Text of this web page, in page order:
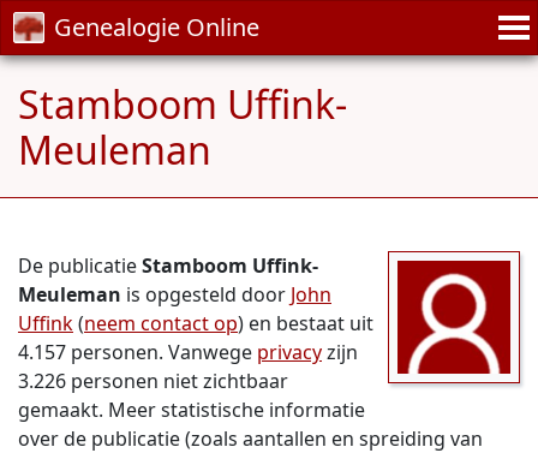
Genealogie Online
Stamboom Uffink-
Meuleman
De publicatieStamboom Uffink-
Meuleman is opgesteld door John
Uffink(neem contact op) en bestaat uit
4.157 personen. Vanwege privacyzijn
3.226 personen niet zichtbaar
gemaakt. Meer statistische informatie
over de publicatie (zoals aantallen en spreiding van